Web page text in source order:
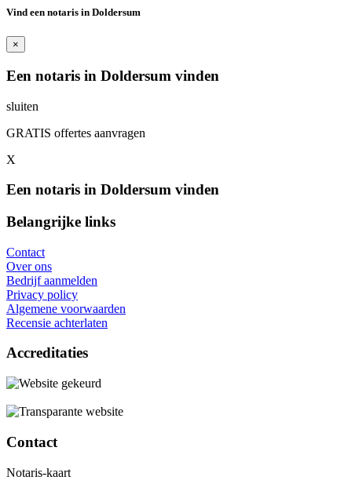
Vind een notaris in Doldersum
×
Een notaris in Doldersum vinden
sluiten
GRATIS offertes aanvragen
X
Een notaris in Doldersum vinden
Belangrijke links
Contact
Over ons
Bedrijf aanmelden
Privacy policy
Algemene voorwaarden
Recensie achterlaten
Accreditaties
Contact
Notaris-kaart